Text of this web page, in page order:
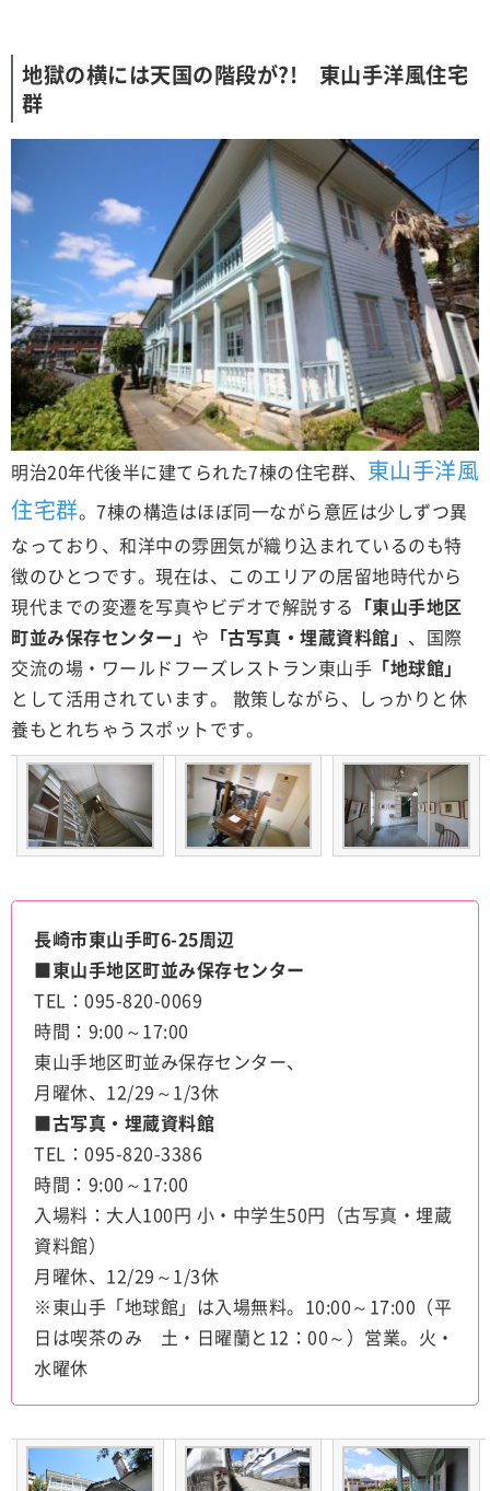
地獄の横には天国の階段が?! 東山手洋風住宅
群
明治20年代後半に建てられた7棟の住宅群、 東山手洋風
住宅群。7棟の構造はほぼ同一ながら意匠は少しずつ異
なっており、和洋中の雰囲気が織り込まれているのも特
徴のひとつです。現在は、このエリアの居留地時代から
現代までの変遷を写真やビデオで解説する 「東山手地区
町並み保存センター」 や 「古写真・埋蔵資料館」 、国際
交流の場・ワールドフーズレストラン東山手 「地球館」
として活用されています。 散策しながら、しっかりと休
養もとれちゃうスポットです。
長崎市東山手町6-25周辺
■東山手地区町並み保存センター
TEL：095-820-0069
時間：9:00～17:00
東山手地区町並み保存センター、
月曜休、12/29～1/3休
■古写真・埋蔵資料館
TEL：095-820-3386
時間：9:00～17:00
入場料：大人100円 小・中学生50円（古写真・埋蔵
資料館）
月曜休、12/29～1/3休
※東山手「地球館」は入場無料。10:00～17:00（平
日は喫茶のみ 土・日曜蘭と12：00～）営業。火・
水曜休